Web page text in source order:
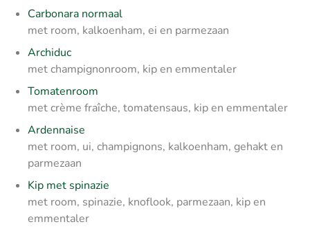
Carbonara normaal
met room, kalkoenham, ei en parmezaan
Archiduc
met champignonroom, kip en emmentaler
Tomatenroom
met crème fraîche, tomatensaus, kip en emmentaler
Ardennaise
met room, ui, champignons, kalkoenham, gehakt en
parmezaan
Kip met spinazie
met room, spinazie, knoflook, parmezaan, kip en
emmentaler